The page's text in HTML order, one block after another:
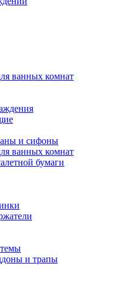
ванных комнат
и сифоны
ванных комнат
бумаги
и трапы